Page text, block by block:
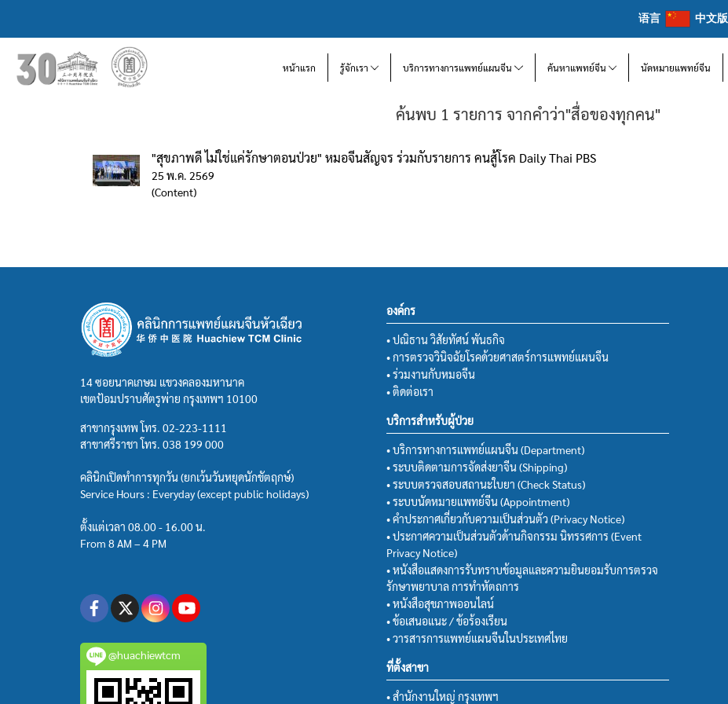
语言 中文版
หน้าแรก รู้จักเรา บริการทางการแพทย์แผนจีน ค้นหาแพทย์จีน นัดหมายแพทย์จีน
ค้นพบ 1 รายการ จากคำว่า"สื่อของทุกคน"
"สุขภาพดี ไม่ใช่แค่รักษาตอนป่วย" หมอจีนสัญจร ร่วมกับรายการ คนสู้โรค Daily Thai PBS
25 พ.ค. 2569
(Content)
14 ซอยนาคเกษม แขวงคลองมหานาค
เขตป้อมปราบศัตรูพ่าย กรุงเทพฯ 10100
สาขากรุงเทพ โทร. 02-223-1111
สาขาศรีราชา โทร. 038 199 000
คลินิกเปิดทำการทุกวัน (ยกเว้นวันหยุดนักขัตฤกษ์)
Service Hours : Everyday (except public holidays)
ตั้งแต่เวลา 08.00 - 16.00 น.
From 8 AM – 4 PM
@huachiewtcm
องค์กร
• ปณิธาน วิสัยทัศน์ พันธกิจ
• การตรวจวินิจฉัยโรคด้วยศาสตร์การแพทย์แผนจีน
• ร่วมงานกับหมอจีน
• ติดต่อเรา
บริการสำหรับผู้ป่วย
• บริการทางการแพทย์แผนจีน (Department)
• ระบบติดตามการจัดส่งยาจีน (Shipping)
• ระบบตรวจสอบสถานะใบยา (Check Status)
• ระบบนัดหมายแพทย์จีน (Appointment)
• คำประกาศเกี่ยวกับความเป็นส่วนตัว (Privacy Notice)
• ประกาศความเป็นส่วนตัวด้านกิจกรรม นิทรรศการ (Event
Privacy Notice)
• หนังสือแสดงการรับทราบข้อมูลและความยินยอมรับการตรวจ
รักษาพยาบาล การทำหัตถการ
• หนังสือสุขภาพออนไลน์
• ข้อเสนอแนะ / ข้อร้องเรียน
• วารสารการแพทย์แผนจีนในประเทศไทย
ที่ตั้งสาขา
• สำนักงานใหญ่ กรุงเทพฯ